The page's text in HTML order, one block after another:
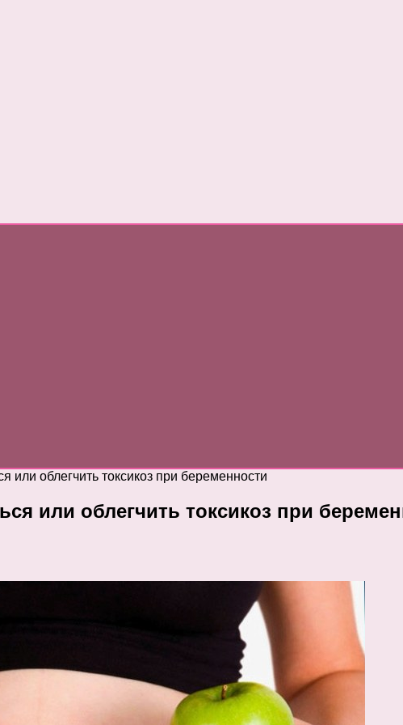
или облегчить токсикоз при беременности
или облегчить токсикоз при